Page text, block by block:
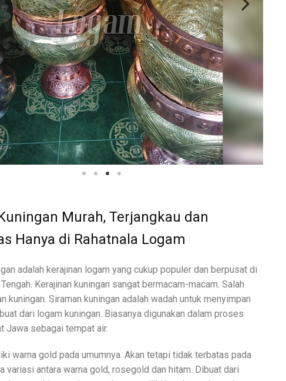
Murah, Terjangkau dan
Hanya di Rahatnala Logam
adalah kerajinan logam yang cukup populer dan berpusat di
Kerajinan kuningan sangat bermacam-macam. Salah
kuningan. Siraman kuningan adalah wadah untuk menyimpan
dari logam kuningan. Biasanya digunakan dalam proses
Jawa sebagai tempat air.
warna gold pada umumnya. Akan tetapi tidak terbatas pada
variasi antara warna gold, rosegold dan hitam. Dibuat dari